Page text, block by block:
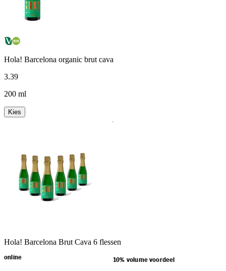
Hola! Barcelona organic brut cava
3.39
200 ml
Kies
Hola! Barcelona Brut Cava 6 flessen
online 10% volume voordeel